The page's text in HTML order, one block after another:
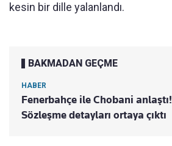
kesin bir dille yalanlandı.
BAKMADAN GEÇME
HABER
Fenerbahçe ile Chobani anlaştı!
Sözleşme detayları ortaya çıktı